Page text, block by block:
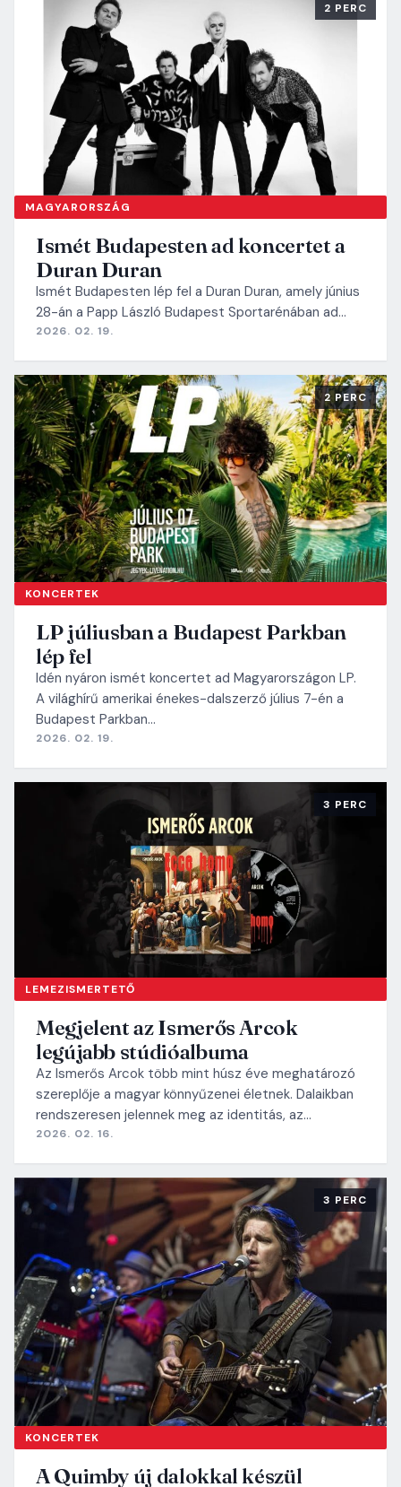
MAGYARORSZÁG
2 PERC
Ismét Budapesten ad koncertet a
Duran Duran
Ismét Budapesten lép fel a Duran Duran, amely június
28-án a Papp László Budapest Sportarénában ad…
2026. 02. 19.
KONCERTEK
2 PERC
LP júliusban a Budapest Parkban
lép fel
Idén nyáron ismét koncertet ad Magyarországon LP.
A világhírű amerikai énekes-dalszerző július 7-én a
Budapest Parkban…
2026. 02. 19.
LEMEZISMERTETŐ
3 PERC
Megjelent az Ismerős Arcok
legújabb stúdióalbuma
Az Ismerős Arcok több mint húsz éve meghatározó
szereplője a magyar könnyűzenei életnek. Dalaikban
rendszeresen jelennek meg az identitás, az…
2026. 02. 16.
KONCERTEK
3 PERC
A Quimby új dalokkal készül